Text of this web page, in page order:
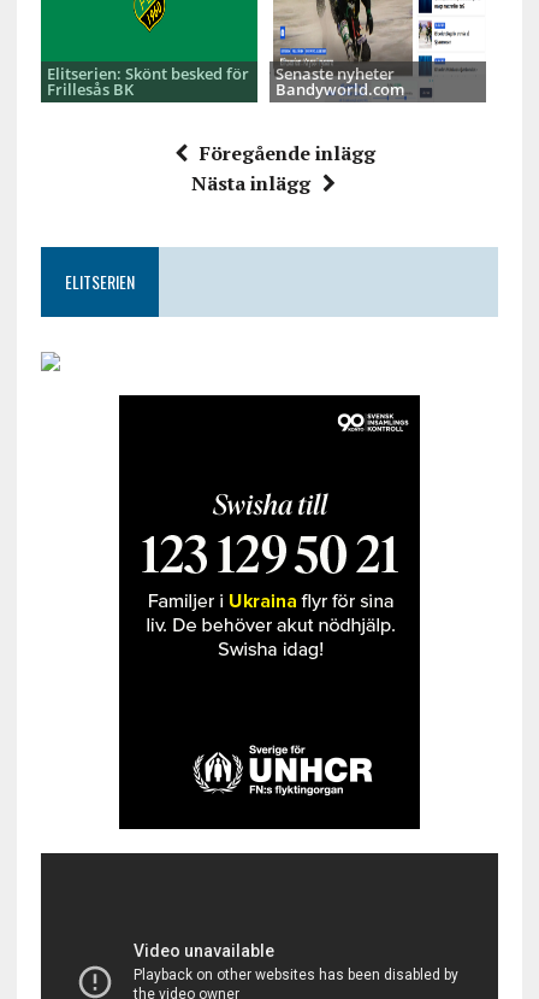
Elitserien: Skönt besked för
Frillesås BK
Senaste nyheter
Bandyworld.com
Föregående inlägg
Nästa inlägg
ELITSERIEN